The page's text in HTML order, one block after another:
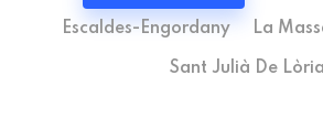
Escaldes-Engordany La
Sant Julià De Lòria